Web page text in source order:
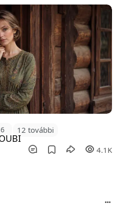
6 12 további
4.1K